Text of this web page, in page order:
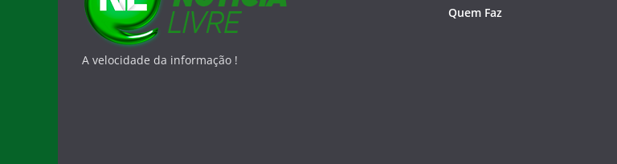
A velocidade da informação !
Quem Faz